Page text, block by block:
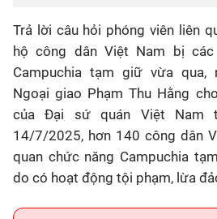
Trả lời câu hỏi phóng viên liên
hộ công dân Việt Nam bị
Campuchia tạm giữ vừa qua,
Ngoại giao Phạm Thu Hằng
của Đại sứ quán Việt Nam
14/7/2025, hơn 140 công dân
quan chức năng Campuchia
do có hoạt động tội phạm, lừa